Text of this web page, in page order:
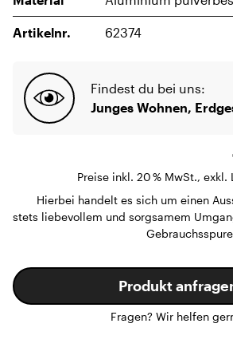
Artikelnr. 62374
Findest du bei uns:
Junges Wohnen,
Preise inkl. 20 % MwSt.,
Hierbei handelt es sich um einen
stets liebevollem und sorgsamem
Produkt
Fragen? Wir helfen